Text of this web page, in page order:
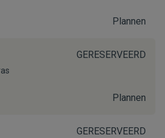
Plannen
GERESERVEERD
Plannen
GERESERVEERD